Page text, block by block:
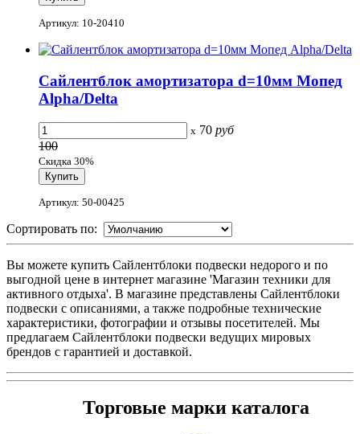
Артикул: 10-20410
Сайлентблок амортизатора d=10мм Мопед
Alpha/Delta
x 70 руб
100
Скидка 30%
Артикул: 50-00425
Сортировать по:
Вы можете купить Сайлентблоки подвески недорого и по
выгодной цене в интернет магазине 'Магазин техники для
активного отдыха'. В магазине представлены Сайлентблоки
подвески с описаниями, а также подробные технические
характеристики, фотографии и отзывы посетителей. Мы
предлагаем Сайлентблоки подвески ведущих мировых
брендов с гарантией и доставкой.
Торговые марки каталога